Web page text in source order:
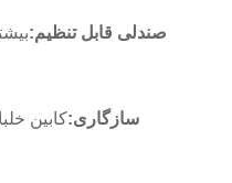
صندلی قابل تنظیم:
سازگاری:کابین